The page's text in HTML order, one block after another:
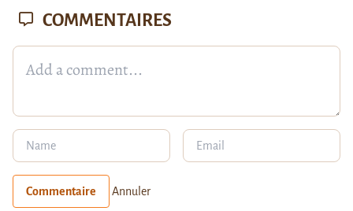
COMMENTAIRES
Commentaire Annuler